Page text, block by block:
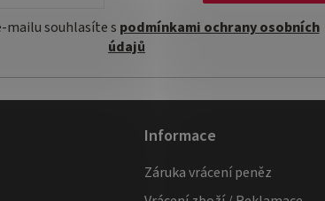
mailu souhlasíte s podmínkami ochrany osobních
údajů
Informace
Záruka vrácení peněz